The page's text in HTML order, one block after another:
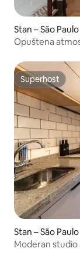
Stan – São Paulo
Opuštena
Superhost
Superhost
Stan – São Paulo
Moderan